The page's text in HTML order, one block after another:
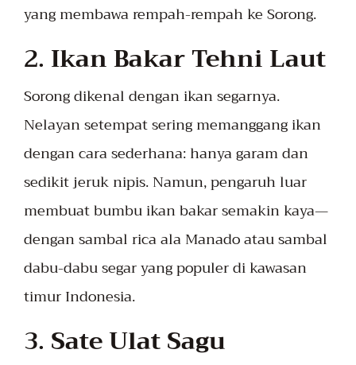
yang membawa rempah-rempah ke Sorong.
2. Ikan Bakar Tehni Laut
Sorong dikenal dengan ikan segarnya.
Nelayan setempat sering memanggang ikan
dengan cara sederhana: hanya garam dan
sedikit jeruk nipis. Namun, pengaruh luar
membuat bumbu ikan bakar semakin kaya—
dengan sambal rica ala Manado atau sambal
dabu-dabu segar yang populer di kawasan
timur Indonesia.
3. Sate Ulat Sagu